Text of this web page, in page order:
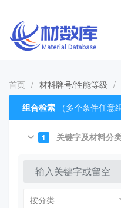
首页 / 材料牌号/性能等级 /
组合检索
（多个条件任意
1 关键字及材料分